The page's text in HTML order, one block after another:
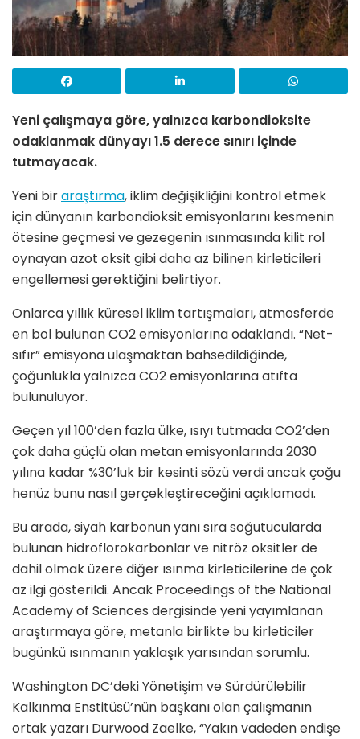
Yeni çalışmaya göre, yalnızca karbondioksite
odaklanmak dünyayı 1.5 derece sınırı içinde
tutmayacak.
Yeni biraraştırma, iklim değişikliğini kontrol etmek
için dünyanın karbondioksit emisyonlarını kesmenin
ötesine geçmesi ve gezegenin ısınmasında kilit rol
oynayan azot oksit gibi daha az bilinen kirleticileri
engellemesi gerektiğini belirtiyor.
Onlarca yıllık küresel iklim tartışmaları, atmosferde
en bol bulunan CO2 emisyonlarına odaklandı. “Net-
sıfır” emisyona ulaşmaktan bahsedildiğinde,
çoğunlukla yalnızca CO2 emisyonlarına atıfta
bulunuluyor.
Geçen yıl 100’den fazla ülke, ısıyı tutmada CO2’den
çok daha güçlü olan metan emisyonlarında 2030
yılına kadar %30’luk bir kesinti sözü verdi ancak çoğu
henüz bunu nasıl gerçekleştireceğini açıklamadı.
Bu arada, siyah karbonun yanı sıra soğutucularda
bulunan hidroflorokarbonlar ve nitröz oksitler de
dahil olmak üzere diğer ısınma kirleticilerine de çok
az ilgi gösterildi. Ancak Proceedings of the National
Academy of Sciences dergisinde yeni yayımlanan
araştırmaya göre, metanla birlikte bu kirleticiler
bugünkü ısınmanın yaklaşık yarısından sorumlu.
Washington DC’deki Yönetişim ve Sürdürülebilir
Kalkınma Enstitüsü’nün başkanı olan çalışmanın
ortak yazarı Durwood Zaelke, “Yakın vadeden endişe